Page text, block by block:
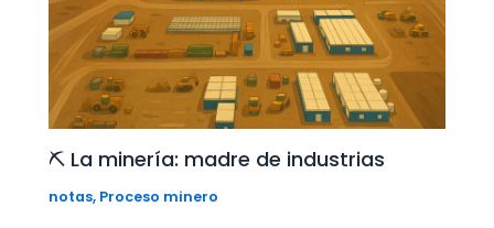
⛏️ La minería: madre de industrias
notas, Proceso minero